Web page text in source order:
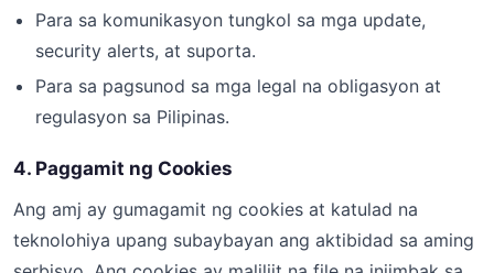
Para sa komunikasyon tungkol sa mga update,
security alerts, at suporta.
Para sa pagsunod sa mga legal na obligasyon at
regulasyon sa Pilipinas.
4. Paggamit ng Cookies
Ang amj ay gumagamit ng cookies at katulad na
teknolohiya upang subaybayan ang aktibidad sa aming